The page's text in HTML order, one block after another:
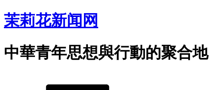
茉莉花新闻网
中華青年思想與行動的聚合地